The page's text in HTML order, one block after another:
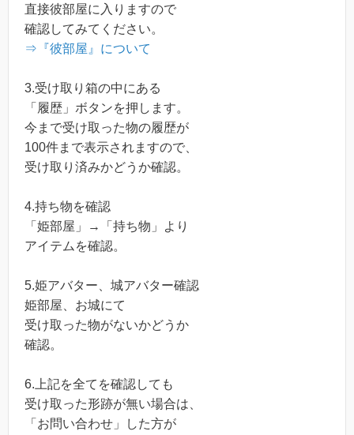
直接彼部屋に入りますので
確認してみてください。
⇒『彼部屋』について
3.受け取り箱の中にある
「履歴」ボタンを押します。
今まで受け取った物の履歴が
100件まで表示されますので、
受け取り済みかどうか確認。
4.持ち物を確認
「姫部屋」→「持ち物」より
アイテムを確認。
5.姫アバター、城アバター確認
姫部屋、お城にて
受け取った物がないかどうか
確認。
6.上記を全てを確認しても
受け取った形跡が無い場合は、
「お問い合わせ」した方が